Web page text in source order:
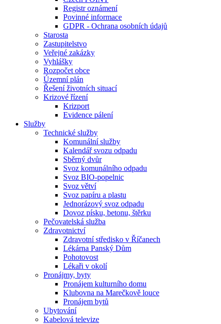
Registr oznámení
Povinné informace
GDPR - Ochrana osobních údajů
Starosta
Zastupitelstvo
Veřejné zakázky
Vyhlášky
Rozpočet obce
Územní plán
Řešení životních situací
Krizové řízení
Krizport
Evidence pálení
Služby
Technické služby
Komunální služby
Kalendář svozu odpadu
Sběrný dvůr
Svoz komunálního odpadu
Svoz BIO-popelnic
Svoz větví
Svoz papíru a plastu
Jednorázový svoz odpadu
Dovoz písku, betonu, štěrku
Pečovatelská služba
Zdravotnictví
Zdravotní středisko v Říčanech
Lékárna Panský Dům
Pohotovost
Lékaři v okolí
Pronájmy, byty
Pronájem kulturního domu
Klubovna na Marečkově louce
Pronájem bytů
Ubytování
Kabelová televize